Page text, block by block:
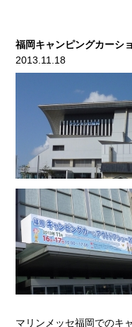
福岡キャンピングカーシ
2013.11.18
マリンメッセ福岡でのキ